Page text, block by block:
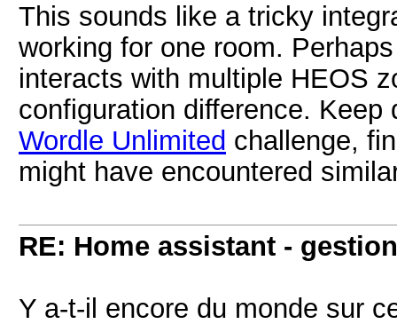
This sounds like a tricky
working for one room.
interacts with multiple HEOS
configuration difference.
Wordle Unlimited challenge,
might have encountered
RE: Home assistant -
Y a-t-il encore du monde sur